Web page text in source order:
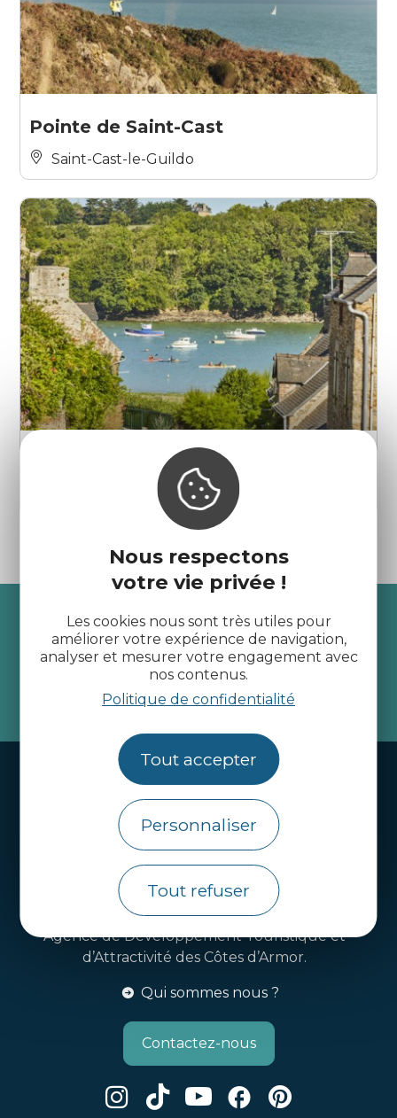
Nous respectons
votre vie privée !
Les cookies nous sont très utiles pour
améliorer votre expérience de navigation,
analyser et mesurer votre engagement avec
nos contenus.
Politique de confidentialité
Tout accepter
Personnaliser
Tout refuser
Pointe de Saint-Cast
Saint-Cast-le-Guildo
Le Port du Guildo
Saint-Cast-le-Guildo
Recevez l’actualité des
Côtes d’Armor
je m'abonne
Handi-tourisme
Webcams
Côtes d’Armor Destination
Agence de Développement Touristique et
d’Attractivité des Côtes d’Armor.
Qui sommes nous ?
Contactez-nous